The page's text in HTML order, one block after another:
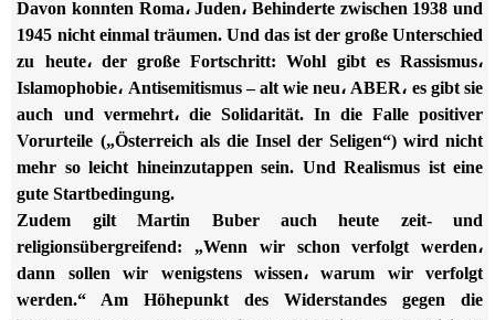
Davon konnten Roma، Juden، Behinderte zwischen 1938 und
1945 nicht einmal träumen. Und das ist der große Unterschied
zu heute، der große Fortschritt: Wohl gibt es Rassismus،
Islamophobie، Antisemitismus – alt wie neu، ABER، es gibt sie
auch und vermehrt، die Solidarität. In die Falle positiver
Vorurteile („Österreich als die Insel der Seligen“) wird nicht
mehr so leicht hineinzutappen sein. Und Realismus ist eine
gute Startbedingung.
Zudem gilt Martin Buber auch heute zeit- und
religionsübergreifend: „Wenn wir schon verfolgt werden،
dann sollen wir wenigstens wissen، warum wir verfolgt
werden.“ Am Höhepunkt des Widerstandes gegen die